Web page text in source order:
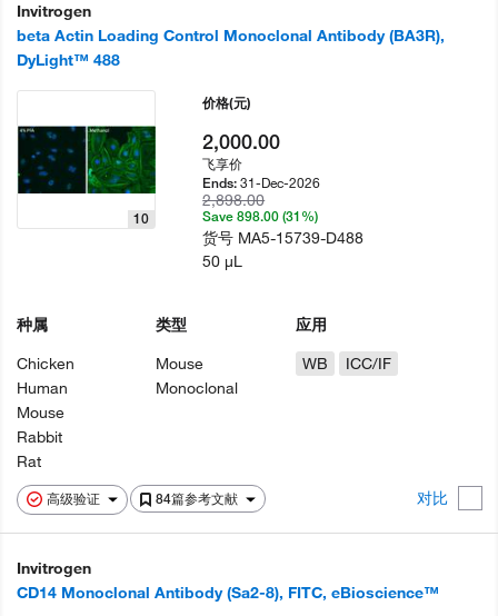
Invitrogen
beta Actin Loading Control Monoclonal Antibody (BA3R),
DyLight™ 488
高级验证 84篇参考文献 对比
10
种属
Chicken
Human
Mouse
Rabbit
Rat
类型
Mouse
Monoclonal
应用
WB
ICC/IF
价格(元)
2,000.00
飞享价
Ends:31-Dec-2026
2,898.00
Save 898.00 (31%)
货号 MA5-15739-D488
50 µL
Invitrogen
CD14 Monoclonal Antibody (Sa2-8), FITC, eBioscience™